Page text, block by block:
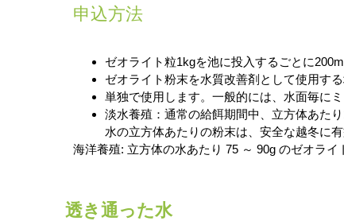
申込方法
ゼオライト粒1kgを池に投入するごとに
ゼオライト粉末を水質改善剤として使用す
単独で使用します。一般的には、水面毎に
淡水養殖：通常の給餌期間中、立方体あた
水の立方体あたりの粉末は、安全な越冬に
海洋養殖: 立方体の水あたり 75 ～ 90g のゼオライ
透き通った水